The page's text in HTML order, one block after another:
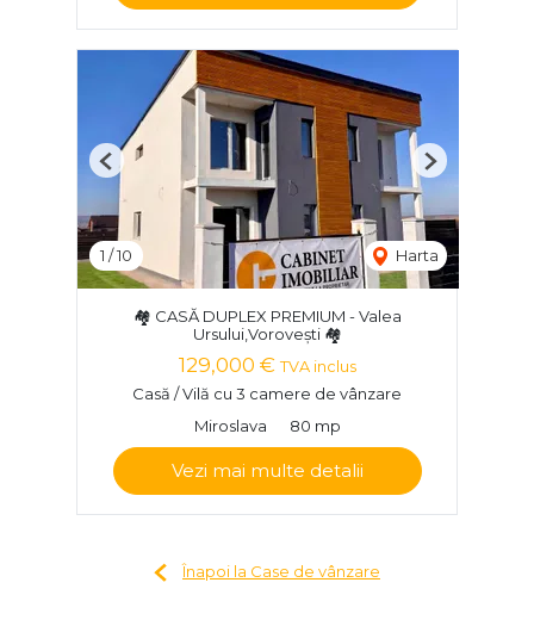
1 /10 Harta
Previous Next
🏘️ CASĂ DUPLEX PREMIUM - Valea
Ursului,Voroveşti 🏘️
129,000 € TVA inclus
Casă / Vilă cu 3 camere de vânzare
Miroslava
80 mp
Vezi mai multe detalii
Înapoi la Case de vânzare